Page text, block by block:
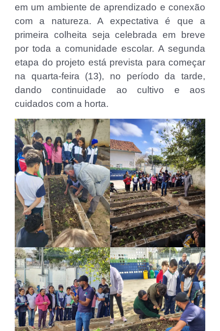
em um ambiente de aprendizado e conexão
com a natureza. A expectativa é que a
primeira colheita seja celebrada em breve
por toda a comunidade escolar. A segunda
etapa do projeto está prevista para começar
na quarta-feira (13), no período da tarde,
dando continuidade ao cultivo e aos
cuidados com a horta.